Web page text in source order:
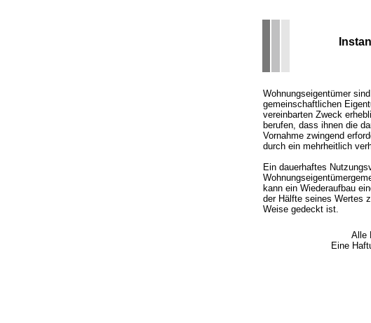
Wohnungseigentümer
gemeinschaftlichen
vereinbarten Zweck
berufen, dass ihnen die
Vornahme zwingend
durch ein mehrheitlich
Ein dauerhaftes
kann ein Wiederaufbau
der Hälfte seines Wertes
Weise gedeckt ist.
Alle
Eine